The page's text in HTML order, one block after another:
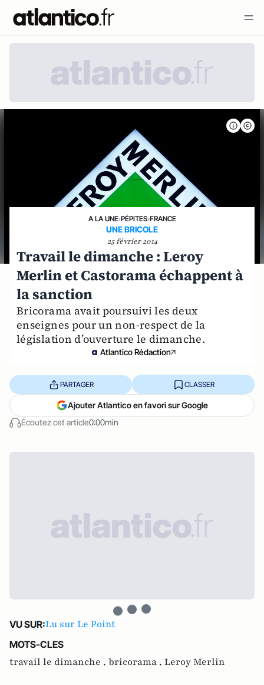
A LA UNE›PÉPITES›FRANCE
UNE BRICOLE
25 février 2014
Travail le dimanche : Leroy
Merlin et Castorama échappent à
la sanction
Bricorama avait poursuivi les deux
enseignes pour un non-respect de la
législation d’ouverture le dimanche.
Atlantico Rédaction
Écoutez cet article0:00min
PARTAGER CLASSER
Ajouter Atlantico en favori sur Google
VU SUR:Lu sur Le Point
MOTS-CLES
travail le dimanche , bricorama , Leroy Merlin